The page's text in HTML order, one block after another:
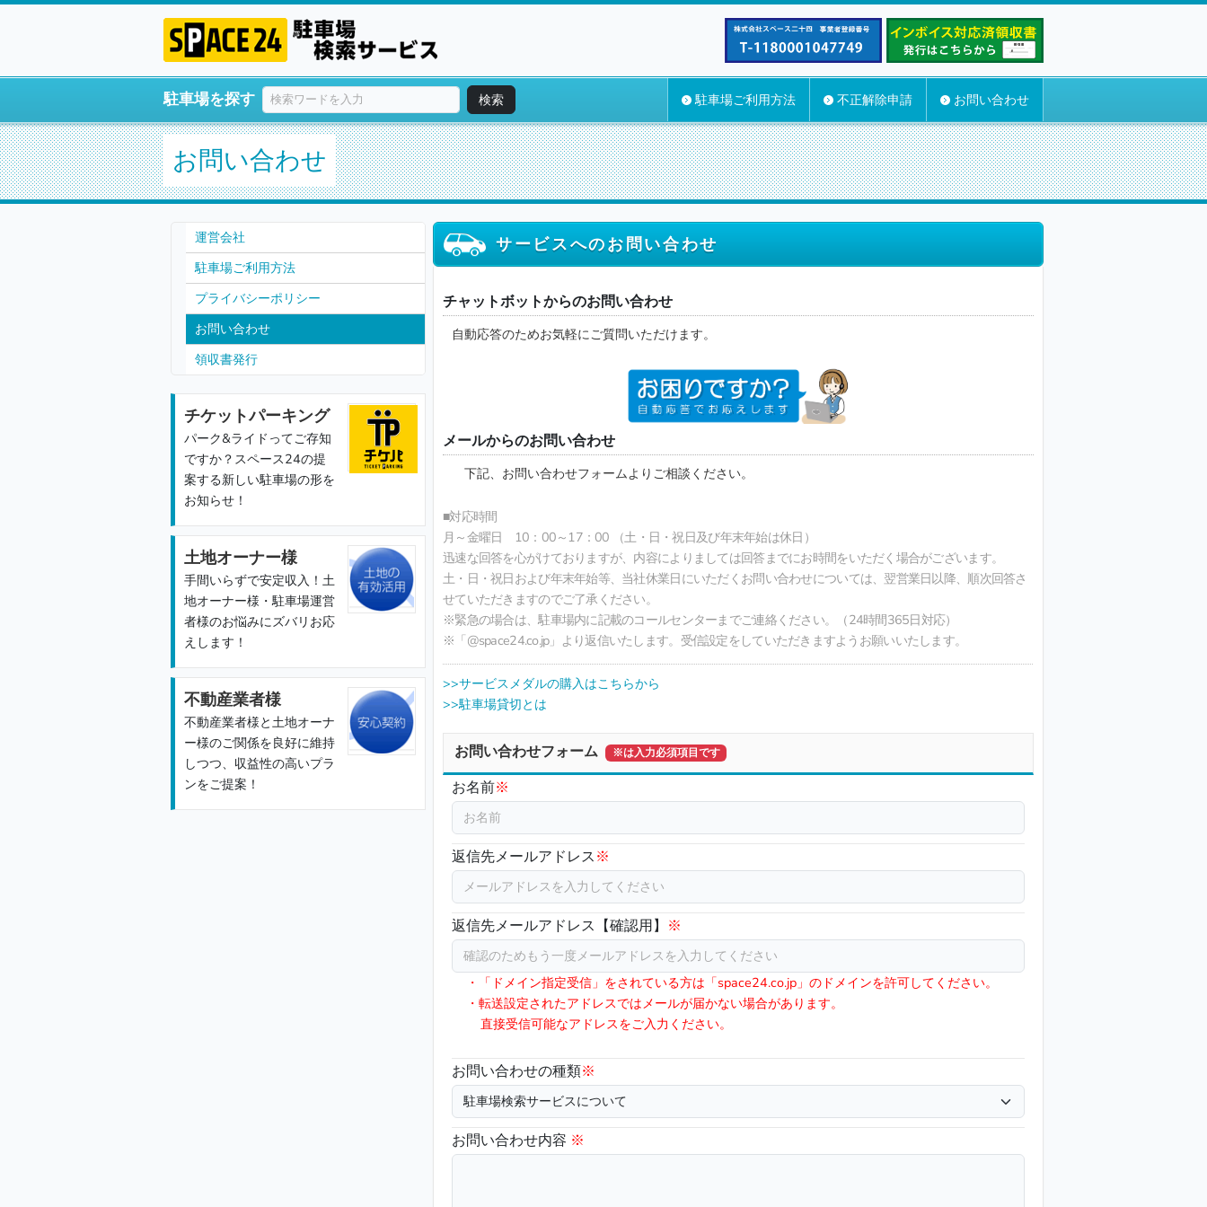
駐車場を探す 検索 駐車場ご利用方法 不正解除申請 お問い合わせ
お問い合わせ
サービスへのお問い合わせ
チャットボットからのお問い合わせ
自動応答のためお気軽にご質問いただけます。
メールからのお問い合わせ
下記、お問い合わせフォームよりご相談ください。
■対応時間
月～金曜日 10：00～17：00 （土・日・祝日及び年末年始は休日）
迅速な回答を心がけておりますが、内容によりましては回答までにお時間をいただく場合がございます。
土・日・祝日および年末年始等、当社休業日にいただくお問い合わせについては、翌営業日以降、順次回答さ
せていただきますのでご了承ください。
※緊急の場合は、駐車場内に記載のコールセンターまでご連絡ください。（24時間365日対応）
※「@space24.co.jp」より返信いたします。受信設定をしていただきますようお願いいたします。
>>サービスメダルの購入はこちらから
>>駐車場貸切とは
お問い合わせフォーム ※は入力必須項目です
お名前※
返信先メールアドレス※
返信先メールアドレス【確認用】 ※
・「ドメイン指定受信」をされている方は「space24.co.jp」のドメインを許可してください。
・転送設定されたアドレスではメールが届かない場合があります。
直接受信可能なアドレスをご入力ください。
お問い合わせの種類※
お問い合わせ内容 ※
運営会社
駐車場ご利用方法
プライバシーポリシー
お問い合わせ
領収書発行
チケットパーキング
パーク&ライドってご存知
ですか？スペース24の提
案する新しい駐車場の形を
お知らせ！
土地オーナー様
手間いらずで安定収入！土
地オーナー様・駐車場運営
者様のお悩みにズバリお応
えします！
不動産業者様
不動産業者様と土地オーナ
ー様のご関係を良好に維持
しつつ、収益性の高いプラ
ンをご提案！